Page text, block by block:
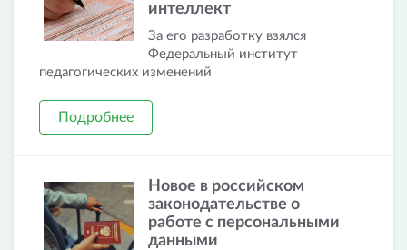
интеллект
За его разработку взялся
Федеральный институт
педагогических изменений
Подробнее
Новое в российском
законодательстве о
работе с персональными
данными